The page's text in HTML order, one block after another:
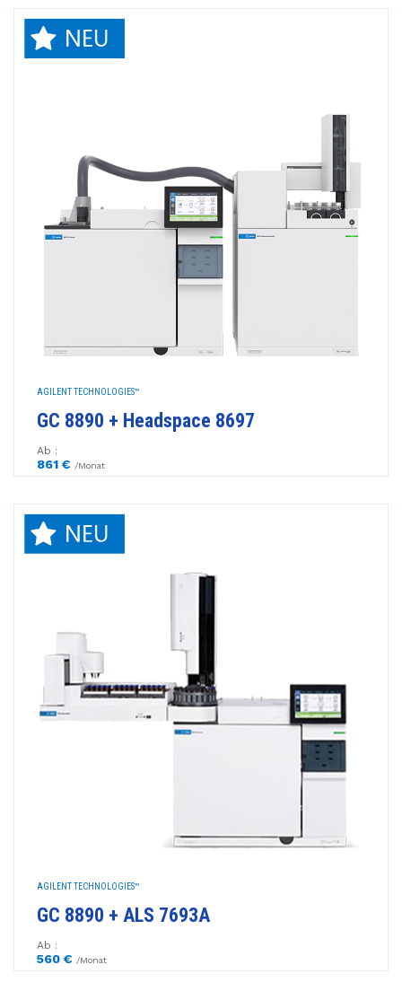
AGILENT TECHNOLOGIES™
GC 8890 + Headspace 8697
Ab :
861 € /Monat
AGILENT TECHNOLOGIES™
GC 8890 + ALS 7693A
Ab :
560 € /Monat